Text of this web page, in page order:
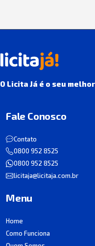
O Licita Já é o seu
Fale Conosco
Contato
0800 952 8525
0800 952 8525
licitaja@licitaja.com.br
Menu
Home
Como Funciona